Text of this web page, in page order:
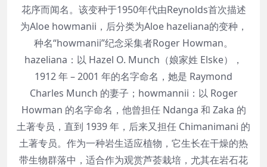
花序而闻名。该变种于1950年代由Reynolds首次描述
为Aloe howmanii，后分类为Aloe hazeliana的变种，
种名“howmanii”纪念采集者Roger Howman。
hazeliana：以 Hazel O. Munch（娘家姓 Elske），
1912 年 – 2001 年的名字命名，她是 Raymond
Charles Munch 的妻子；howmannii：以 Roger
Howman 的名字命名，他曾担任 Ndanga 和 Zaka 的
土著专员，直到 1939 年，后来又担任 Chimanimani 的
土著专员。作为一种岩生适应植物，它生长在干燥的热
带生物群落中，适合作为观赏芦荟栽培，尤其在岩石花